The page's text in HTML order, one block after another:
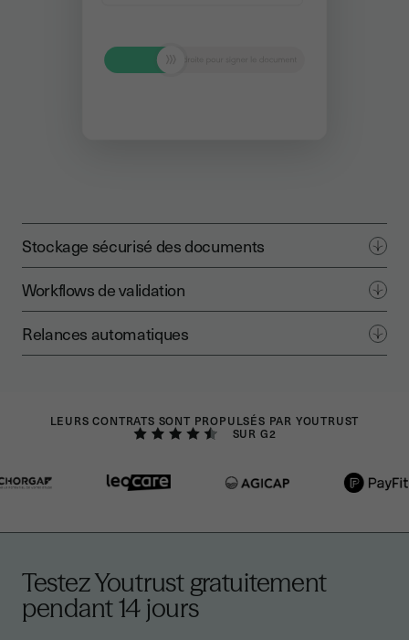
Stockage sécurisé des documents
Workflows de validation
Relances automatiques
LEURS CONTRATS SONT PROPULSÉS PAR YOUTRUST
SUR G2
Testez Youtrust gratuitement
pendant 14 jours